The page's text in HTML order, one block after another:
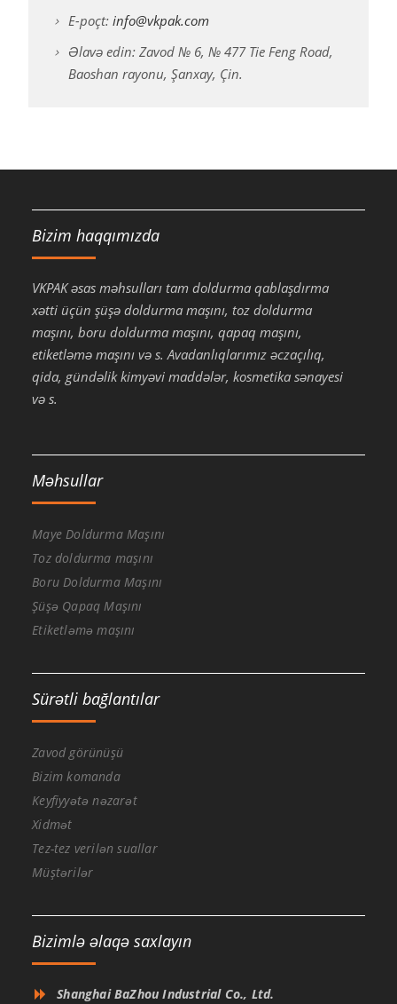
E-poçt: info@vkpak.com
Əlavə edin: Zavod № 6, № 477 Tie Feng Road,
Baoshan rayonu, Şanxay, Çin.
Bizim haqqımızda
VKPAK əsas məhsulları tam doldurma qablaşdırma
xətti üçün şüşə doldurma maşını, toz doldurma
maşını, boru doldurma maşını, qapaq maşını,
etiketləmə maşını və s. Avadanlıqlarımız əczaçılıq,
qida, gündəlik kimyəvi maddələr, kosmetika sənayesi
və s.
Məhsullar
Maye Doldurma Maşını
Toz doldurma maşını
Boru Doldurma Maşını
Şüşə Qapaq Maşını
Etiketləmə maşını
Sürətli bağlantılar
Zavod görünüşü
Bizim komanda
Keyfiyyətə nəzarət
Xidmət
Tez-tez verilən suallar
Müştərilər
Bizimlə əlaqə saxlayın
Shanghai BaZhou Industrial Co., Ltd.